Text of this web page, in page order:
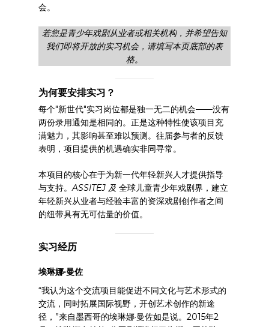
会。
若您是青少年戏剧从业者或相关机构，并希望告知
我们即将开放的实习机会，请填写本页底部的表
格。
为何要安排实习？
每个"新世代"实习岗位都是独一无二的机会——没有
两份录用通知是相同的。正是这种特性使该项目充
满魅力，其影响甚至难以预测。往届参与者的反馈
表明，项目提供的机遇确实非同寻常。
本项目的核心在于为新一代年轻新兴人才提供指导
与支持。ASSITEJ 及全球儿童青少年戏剧界，建立
年轻新兴从业者与经验丰富的资深戏剧创作者之间
的纽带具有无可估量的价值。
实习经历
埃琳娜·曼佐
“我认为这个交流项目能促进不同文化与艺术形式的
交流，同时拓展国际视野，开创艺术创作的新途
径，”来自墨西哥的埃琳娜·曼佐如是说。2015年2